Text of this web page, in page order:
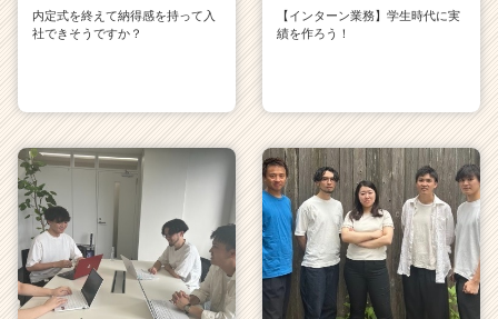
内定式を終えて納得感を持って入
社できそうですか？
【インターン業務】学生時代に実
績を作ろう！